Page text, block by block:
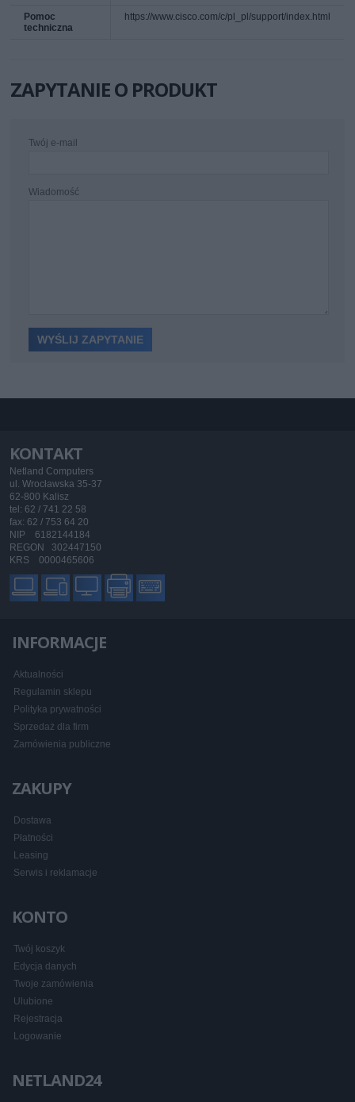
Pomoc
techniczna
https://www.cisco.com/c/pl_pl/support/index.html
ZAPYTANIE O PRODUKT
Twój e-mail
Wiadomość
KONTAKT
Netland Computers
ul. Wrocławska 35-37
62-800 Kalisz
tel: 62 / 741 22 58
fax: 62 / 753 64 20
NIP 6182144184
REGON 302447150
KRS 0000465606
INFORMACJE
Aktualności
Regulamin sklepu
Polityka prywatności
Sprzedaż dla firm
Zamówienia publiczne
ZAKUPY
Dostawa
Płatności
Leasing
Serwis i reklamacje
KONTO
Twój koszyk
Edycja danych
Twoje zamówienia
Ulubione
Rejestracja
Logowanie
NETLAND24